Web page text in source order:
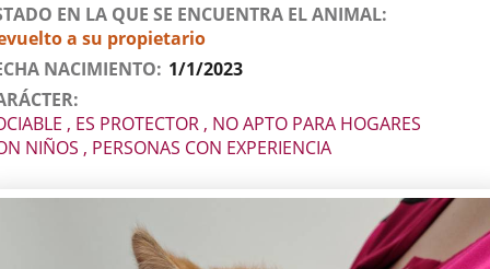
EN LA QUE SE ENCUENTRA EL ANIMAL
a su propietario
NACIMIENTO 1/1/2023
, ES PROTECTOR , NO APTO PARA HOGARES
NIÑOS , PERSONAS CON EXPERIENCIA